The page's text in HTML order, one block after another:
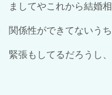
ましてやこれから結婚
関係性ができてないう
緊張もしてるだろうし